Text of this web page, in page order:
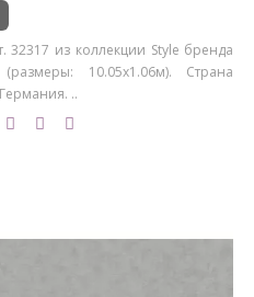
32317 из коллекции Style бренда
10.05х1.06м). Страна
..